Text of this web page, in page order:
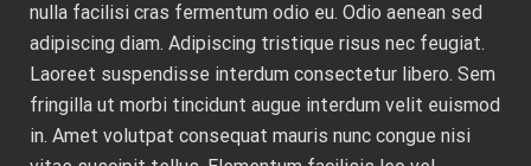
nulla facilisi cras fermentum odio eu. Odio aenean sed
adipiscing diam. Adipiscing tristique risus nec feugiat.
Laoreet suspendisse interdum consectetur libero. Sem
fringilla ut morbi tincidunt augue interdum velit euismod
in. Amet volutpat consequat mauris nunc congue nisi